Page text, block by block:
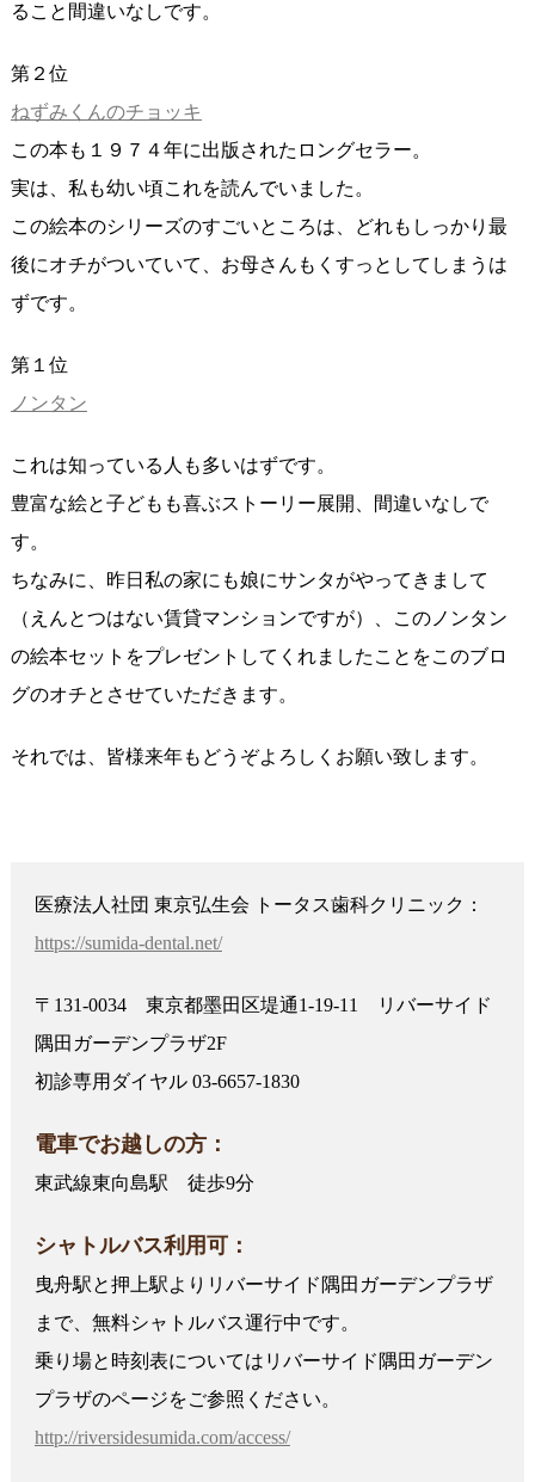
ること間違いなしです。
第２位
ねずみくんのチョッキ
この本も１９７４年に出版されたロングセラー。
実は、私も幼い頃これを読んでいました。
この絵本のシリーズのすごいところは、どれもしっかり最
後にオチがついていて、お母さんもくすっとしてしまうは
ずです。
第１位
ノンタン
これは知っている人も多いはずです。
豊富な絵と子どもも喜ぶストーリー展開、間違いなしで
す。
ちなみに、昨日私の家にも娘にサンタがやってきまして
（えんとつはない賃貸マンションですが）、このノンタン
の絵本セットをプレゼントしてくれましたことをこのブロ
グのオチとさせていただきます。
それでは、皆様来年もどうぞよろしくお願い致します。
医療法人社団 東京弘生会 トータス歯科クリニック：
https://sumida-dental.net/
〒131-0034 東京都墨田区堤通1-19-11 リバーサイド
隅田ガーデンプラザ2F
初診専用ダイヤル 03-6657-1830
電車でお越しの方：
東武線東向島駅 徒歩9分
シャトルバス利用可：
曳舟駅と押上駅よりリバーサイド隅田ガーデンプラザ
まで、無料シャトルバス運行中です。
乗り場と時刻表についてはリバーサイド隅田ガーデン
プラザのページをご参照ください。
http://riversidesumida.com/access/